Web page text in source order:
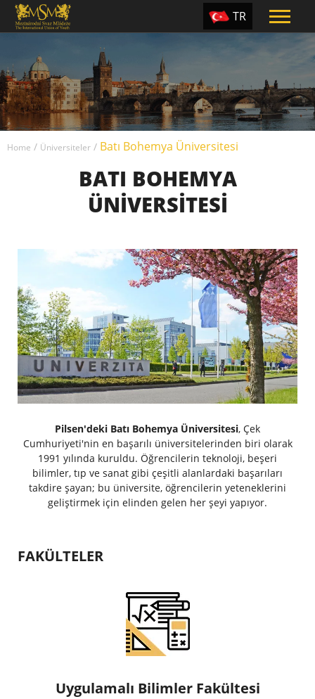
TR
PT
UA
CZ
RU
Home / Üniversiteler / Batı Bohemya Üniversitesi
BATI BOHEMYA
ÜNIVERSITESI
Pilsen'deki Batı Bohemya Üniversitesi, Çek
Cumhuriyeti'nin en başarılı üniversitelerinden biri olarak
1991 yılında kuruldu. Öğrencilerin teknoloji, beşeri
bilimler, tıp ve sanat gibi çeşitli alanlardaki başarıları
takdire şayan; bu üniversite, öğrencilerin yeteneklerini
geliştirmek için elinden gelen her şeyi yapıyor.
FAKÜLTELER
Uygulamalı Bilimler Fakültesi